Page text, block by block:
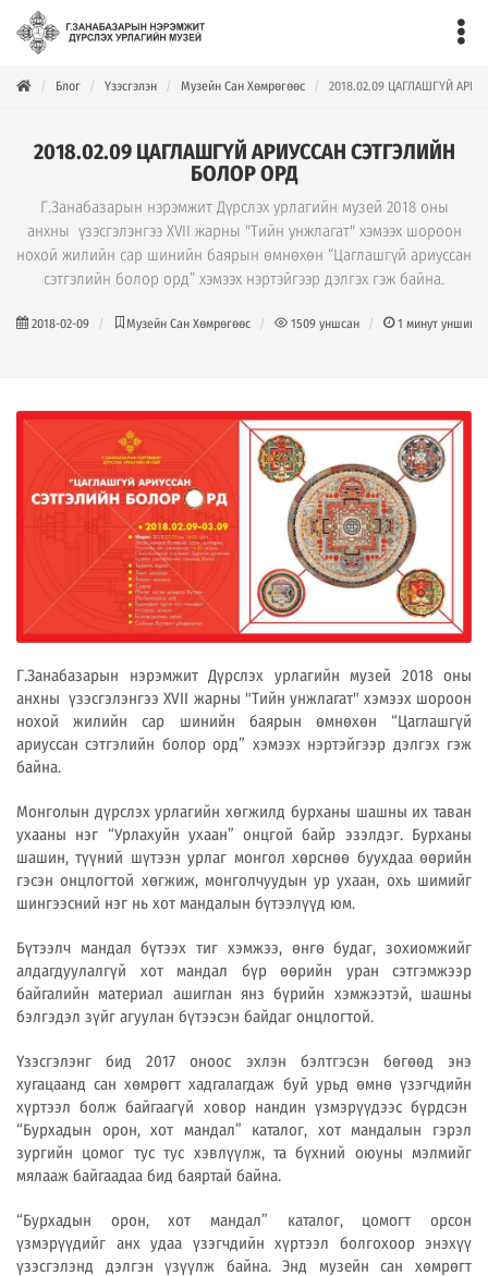
Блог Үзэсгэлэн Музейн Сан Хөмрөгөөс 2018.02.09 ЦАГЛАШГҮЙ
2018.02.09 ЦАГЛАШГҮЙ АРИУССАН СЭТГЭЛИЙН
БОЛОР ОРД
Г.Занабазарын нэрэмжит Дүрслэх урлагийн музей 2018 оны
анхны үзэсгэлэнгээ XVII жарны "Тийн унжлагат" хэмээх шороон
нохой жилийн сар шинийн баярын өмнөхөн “Цаглашгүй ариуссан
сэтгэлийн болор орд” хэмээх нэртэйгээр дэлгэх гэж байна.
2018-02-09 Музейн Сан Хөмрөгөөс 1509 уншсан 1 минут уншина
Г.Занабазарын нэрэмжит Дүрслэх урлагийн музей 2018 оны
анхны үзэсгэлэнгээ XVII жарны "Тийн унжлагат" хэмээх шороон
нохой жилийн сар шинийн баярын өмнөхөн “Цаглашгүй
ариуссан сэтгэлийн болор орд” хэмээх нэртэйгээр дэлгэх гэж
байна.
Монголын дүрслэх урлагийн хөгжилд бурханы шашны их таван
ухааны нэг “Урлахуйн ухаан” онцгой байр эзэлдэг. Бурханы
шашин, түүний шүтээн урлаг монгол хөрснөө буухдаа өөрийн
гэсэн онцлогтой хөгжиж, монголчуудын ур ухаан, охь шимийг
шингээсний нэг нь хот мандалын бүтээлүүд юм.
Бүтээлч мандал бүтээх тиг хэмжээ, өнгө будаг, зохиомжийг
алдагдуулалгүй хот мандал бүр өөрийн уран сэтгэмжээр
байгалийн материал ашиглан янз бүрийн хэмжээтэй, шашны
бэлгэдэл зүйг агуулан бүтээсэн байдаг онцлогтой.
Үзэсгэлэнг бид 2017 оноос эхлэн бэлтгэсэн бөгөөд энэ
хугацаанд сан хөмрөгт хадгалагдаж буй урьд өмнө үзэгчдийн
хүртээл болж байгаагүй ховор нандин үзмэрүүдээс бүрдсэн
“Бурхадын орон, хот мандал” каталог, хот мандалын гэрэл
зургийн цомог тус тус хэвлүүлж, та бүхний оюуны мэлмийг
мялааж байгаадаа бид баяртай байна.
“Бурхадын орон, хот мандал” каталог, цомогт орсон
үзмэрүүдийг анх удаа үзэгчдийн хүртээл болгохоор энэхүү
үзэсгэлэнд дэлгэн үзүүлж байна. Энд музейн сан хөмрөгт